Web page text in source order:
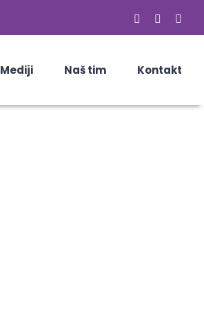
Facebook
Email
Mediji Naš tim Kontakt